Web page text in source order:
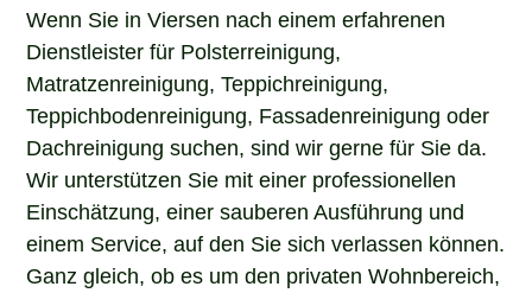
Wenn Sie in Viersen nach einem erfahrenen
Dienstleister für Polsterreinigung,
Matratzenreinigung, Teppichreinigung,
Teppichbodenreinigung, Fassadenreinigung oder
Dachreinigung suchen, sind wir gerne für Sie da.
Wir unterstützen Sie mit einer professionellen
Einschätzung, einer sauberen Ausführung und
einem Service, auf den Sie sich verlassen können.
Ganz gleich, ob es um den privaten Wohnbereich,